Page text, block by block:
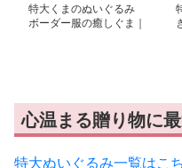
特大くまのぬいぐるみ
ボーダー服の癒しぐま｜
心温まる贈り物に
特大ぬいぐるみ一覧はこ